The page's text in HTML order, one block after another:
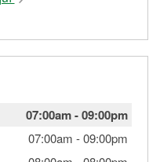
07:00am-09:00pm
07:00am -09:00pm